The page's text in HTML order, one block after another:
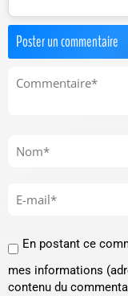
Poster un commentaire
En postant ce
mes informations
contenu du